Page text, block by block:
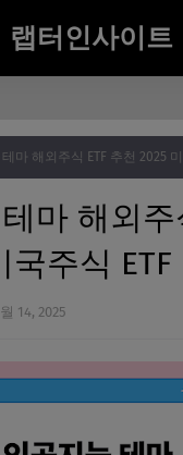
랩터인사이트
마 해외주식 ETF 추천 2025
마 해외주
국주식 ETF
14, 2025